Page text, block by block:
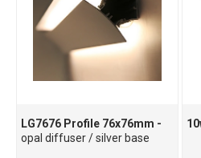
LG7676 Profile 76x76mm -
opal diffuser / silver base